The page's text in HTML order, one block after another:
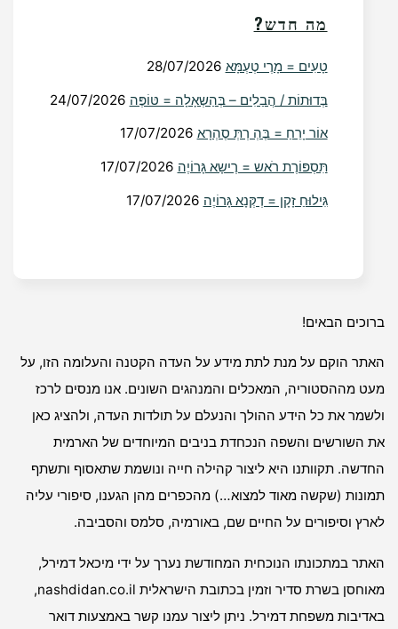
מה חדש?
טָעִים = מָרֶי טְעְמָּא 28/07/2026
בְּדוּתוֹת / הֲבַלִים – בְּהַשְאָלָה = טּוֹפֶּה 24/07/2026
אוֹר יָרֵחַ = בֶּהְ רְתְּ סֶהְרָא 17/07/2026
תִּסְפּוֹרֶת רֹאש = רֶישָא גָּרוֹיֶה 17/07/2026
גִּילוּחַ זָקָן = דְקְּנָא גָּרוֹיֶה 17/07/2026
ברוכים הבאים!
האתר הוקם על מנת לתת מידע על העדה הקטנה והעלומה הזו, על
מעט מההסטוריה, המאכלים והמנהגים השונים. אנו מנסים לרכז
ולשמר את כל הידע ההולך והנעלם על תולדות העדה, ולהציג כאן
את השורשים והשפה הנכחדת בניבים המיוחדים של הארמית
החדשה. תקוותנו היא ליצור קהילה חייה ונושמת שתאסוף ותשתף
תמונות (שקשה מאוד למצוא…) מהכפרים מהן הגענו, סיפורי עליה
לארץ וסיפורים על החיים שם, באורמיה, סלמס והסביבה.
האתר במתכונתו הנוכחית המחודשת נערך על ידי מיכאל דמירל,
מאוחסן בשרת סדיר וזמין בכתובת הישראלית nashdidan.co.il,
באדיבות משפחת דמירל. ניתן ליצור עמנו קשר באמצעות דואר